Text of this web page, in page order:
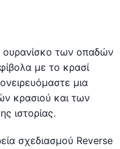
ουρανίσκο των οπαδών
με το κρασί
μια
κρασιού και των
ιστορίας.
σχεδιασμού Reverse